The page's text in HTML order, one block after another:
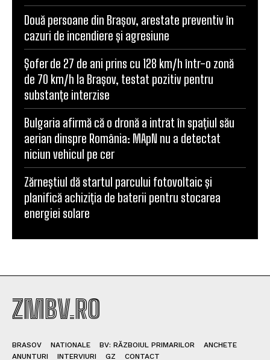
Două persoane din Brașov, arestate preventiv în
cazuri de incendiere și agresiune
Șofer de 27 de ani prins cu 128 km/h într-o zonă
de 70 km/h la Brașov, testat pozitiv pentru
substanțe interzise
Bulgaria afirmă că o dronă a intrat în spațiul său
aerian dinspre România: MApN nu a detectat
niciun vehicul pe cer
Zărneștiul dă startul parcului fotovoltaic și
planifică achiziția de baterii pentru stocarea
energiei solare
ZMBV.RO
BRASOV NATIONALE BV: RĂZBOIUL PRIMARILOR
ANCHETE
ANUNTURI
INTERVIURI GZ CONTACT